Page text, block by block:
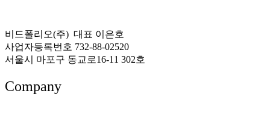
비드폴리오(주) 대표 이은호
사업자등록번호 732-88-02520
서울시 마포구 동교로16-11 302호
Company